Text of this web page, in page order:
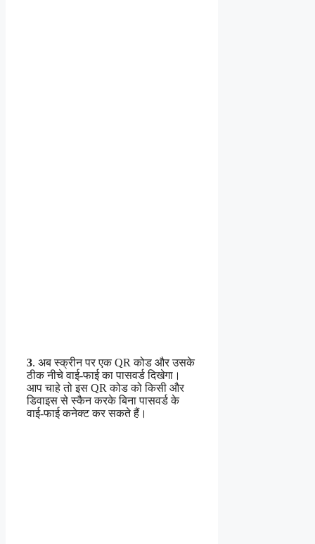
3. अब स्क्रीन पर एक QR कोड और उसके
ठीक नीचे वाई-फाई का पासवर्ड दिखेगा।
आप चाहे तो इस QR कोड को किसी और
डिवाइस से स्कैन करके बिना पासवर्ड के
वाई-फाई कनेक्ट कर सकते हैं।